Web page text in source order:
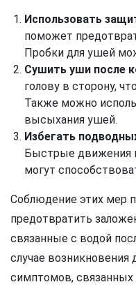
Использовать
поможет
Пробки для ушей
Сушить уши после
голову в сторону,
Также можно
высыхания ушей.
Избегать
Быстрые движения
могут
Соблюдение этих мер
предотвратить
связанные с водой
случае возникновения
симптомов, связанных